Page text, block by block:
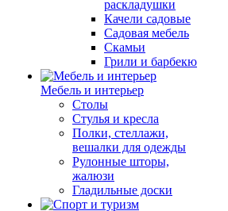
раскладушки
Качели садовые
Садовая мебель
Скамьи
Грили и барбекю
Мебель и интерьер
Столы
Стулья и кресла
Полки, стеллажи,
вешалки для одежды
Рулонные шторы,
жалюзи
Гладильные доски